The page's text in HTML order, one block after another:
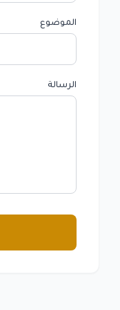
الموضوع
الرسالة